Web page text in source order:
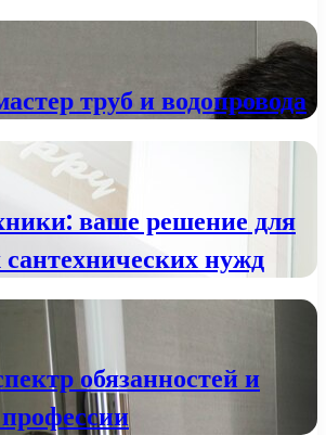
труб и водопровода
ваше решение для
нужд
обязанностей и